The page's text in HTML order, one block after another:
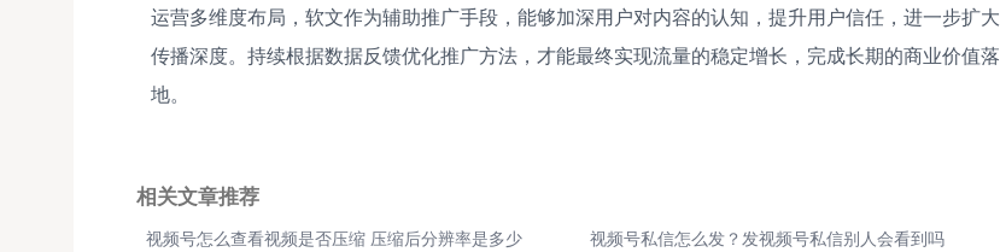
运营多维度布局，软文作为辅助推广手段，能够加深用户对内容的认知，提升用户信任，进一步扩大
传播深度。持续根据数据反馈优化推广方法，才能最终实现流量的稳定增长，完成长期的商业价值落
地。
相关文章推荐
视频号怎么查看视频是否压缩 压缩后分辨率是多少
视频号私信怎么发？发视频号私信别人会看到吗